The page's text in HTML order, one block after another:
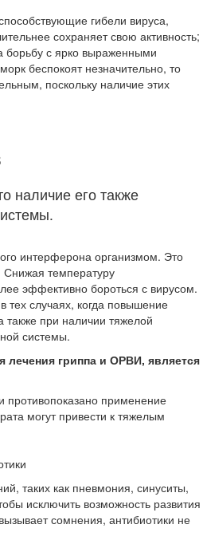
гибели вируса,
сохраняет свою активность;
борьбу с ярко выраженными
беспокоят незначительно, то
поскольку наличие этих
наличие его также
интерферона организмом. Это
температуру
эффективно бороться с вирусом.
случаях, когда повышение
также при наличии тяжелой
системы.
гриппа и ОРВИ, является
противопоказано применение
могут привести к тяжелым
таких как пневмония, синуситы,
исключить возможность развития
сомнения, антибиотики не